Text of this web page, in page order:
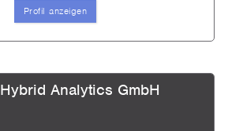
Profil anzeigen
Hybrid Analytics GmbH